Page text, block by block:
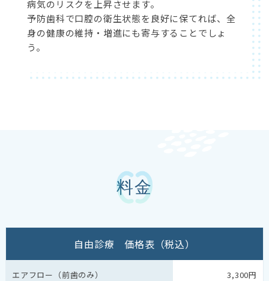
病気のリスクを上昇させます。
予防歯科で口腔の衛生状態を良好に保てれば、全
身の健康の維持・増進にも寄与することでしょ
う。
料金
自由診療 価格表（税込）
エアフロー（前歯のみ） 3,300円